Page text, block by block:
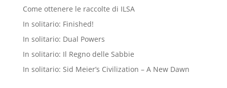
Come ottenere le raccolte di ILSA
In solitario: Finished!
In solitario: Dual Powers
In solitario: Il Regno delle Sabbie
In solitario: Sid Meier’s Civilization – A New Dawn